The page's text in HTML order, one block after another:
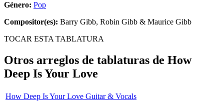
Género: Pop
Compositor(es): Barry Gibb, Robin Gibb & Maurice Gibb
TOCAR ESTA TABLATURA
Otros arreglos de tablaturas de How
Deep Is Your Love
How Deep Is Your Love Guitar & Vocals